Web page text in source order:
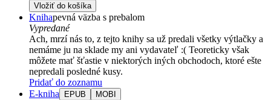
Vložiť do košíka
Knihapevná väzba s prebalom
Vypredané
Ach, mrzí nás to, z tejto knihy sa už predali všetky výtlačky a
nemáme ju na sklade my ani vydavateľ :( Teoreticky však
môžete mať šťastie v niektorých iných obchodoch, ktoré ešte
nepredali posledné kusy.
Pridať do zoznamu
E-kniha
EPUB MOBI